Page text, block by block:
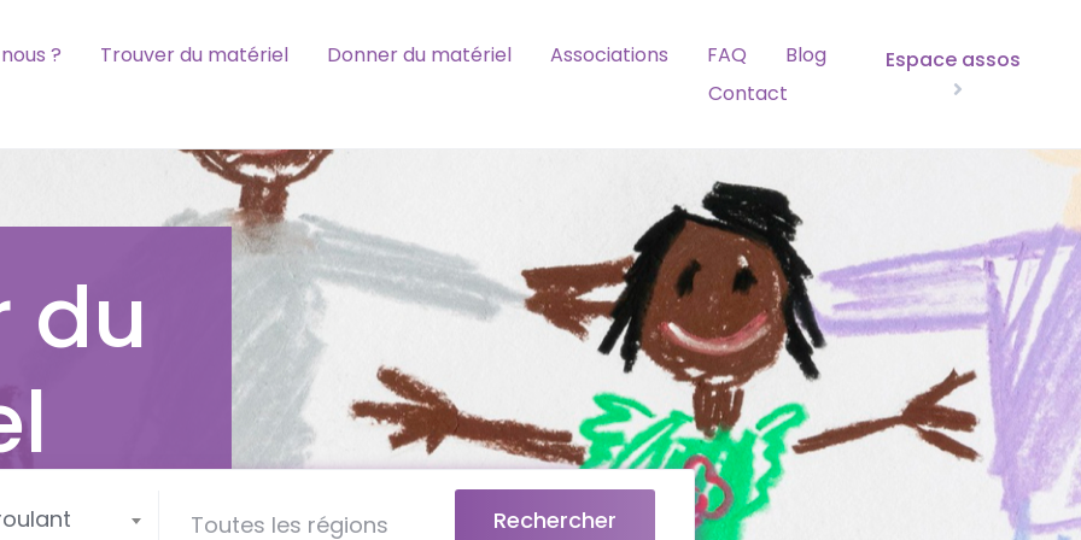
? Trouver du matériel Donner du matériel Associations FAQ
Blog
Contact
Espace assos
du
Rechercher